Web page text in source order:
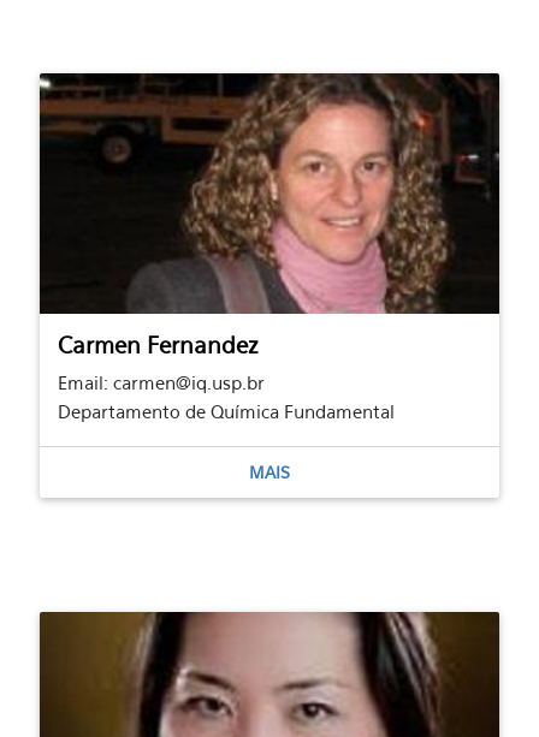
Carmen Fernandez
Email: carmen@iq.usp.br
Departamento de Química Fundamental
MAIS